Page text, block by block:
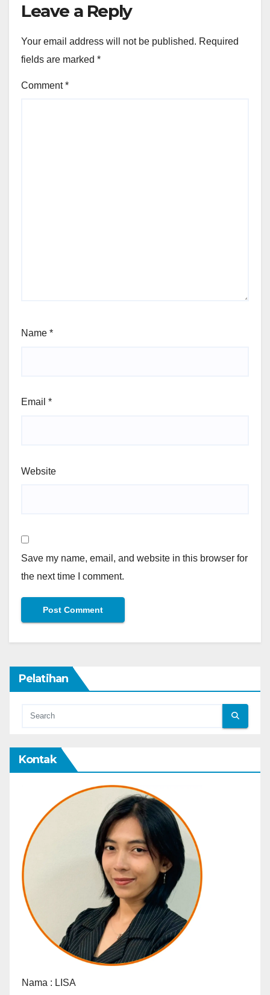
Leave a Reply
Your email address will not be published. Required
fields are marked *
Comment*
Name *
Email *
Website
Save my name, email, and website in this browser for
the next time I comment.
Pelatihan
Kontak
Nama : LISA